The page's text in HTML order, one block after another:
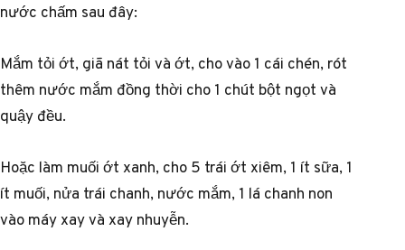
nước chấm sau đây:
Mắm tỏi ớt, giã nát tỏi và ớt, cho vào 1 cái chén, rót
thêm nước mắm đồng thời cho 1 chút bột ngọt và
quậy đều.
Hoặc làm muối ớt xanh, cho 5 trái ớt xiêm, 1 ít sữa, 1
ít muối, nửa trái chanh, nước mắm, 1 lá chanh non
vào máy xay và xay nhuyễn.